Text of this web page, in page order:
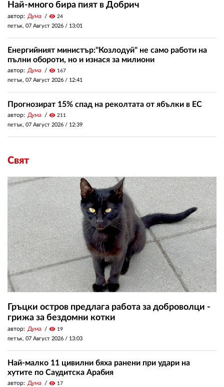
Най-много бира пият в Добрич
автор: Дума visibility 24
петък, 07 Август 2026 / 13:01
Енергийният министър:"Козлодуй" не само работи на
пълни обороти, но и изнася за милиони
автор: Дума visibility 167
петък, 07 Август 2026 / 12:41
Прогнозират 15% спад на реколтата от ябълки в ЕС
автор: Дума visibility 211
петък, 07 Август 2026 / 12:39
Свят
Гръцки остров предлага работа за доброволци -
грижа за бездомни котки
автор: Дума visibility 19
петък, 07 Август 2026 / 13:03
Най-малко 11 цивилни бяха ранени при удари на
хутите по Саудитска Арабия
автор: Дума visibility 17